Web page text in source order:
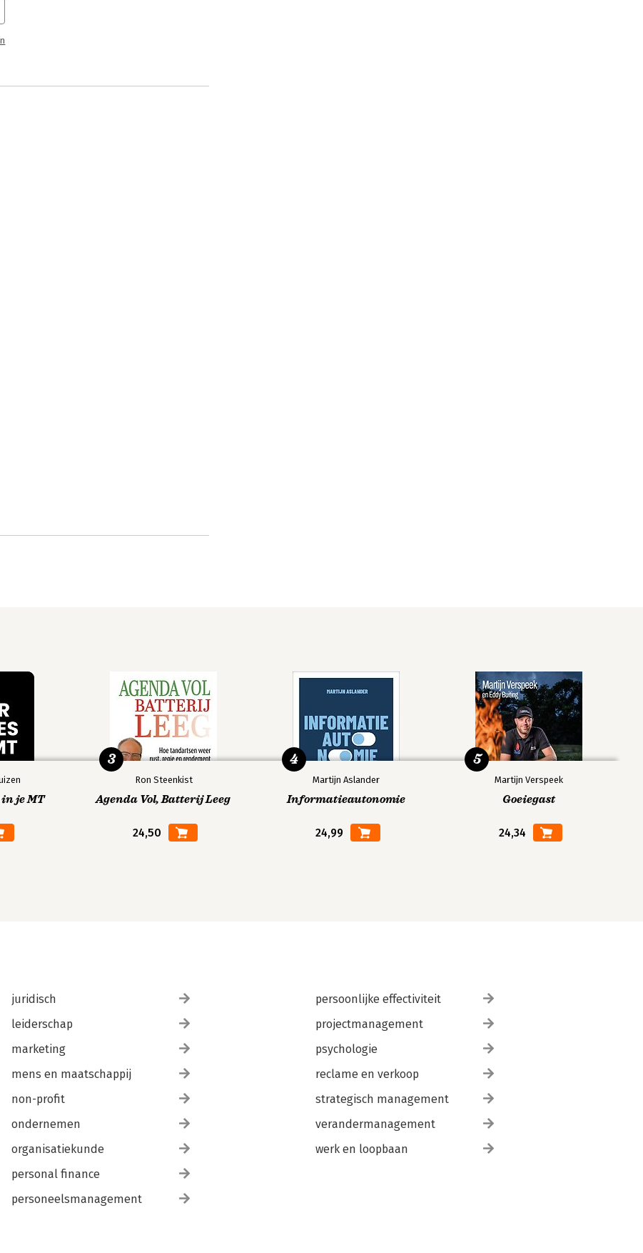
je MT
Ron Steenkist
Agenda Vol, Batterij Leeg
24,50
3
Martijn Aslander
Informatieautonomie
24,99
4
Martijn Verspeek
Goeiegast
24,34
5
juridisch
leiderschap
marketing
mens en maatschappij
non-profit
ondernemen
organisatiekunde
personal finance
personeelsmanagement
persoonlijke effectiviteit
projectmanagement
psychologie
reclame en verkoop
strategisch management
verandermanagement
werk en loopbaan